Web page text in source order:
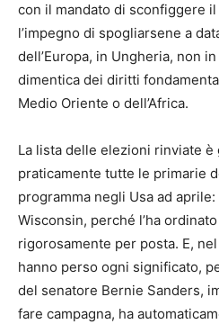
con il mandato di sconfiggere il
l’impegno di spogliarsene a
dell’Europa, in Ungheria, non
dimentica dei diritti
Medio Oriente o dell’Africa.
La lista delle elezioni rinviate è
praticamente tutte le primarie
programma negli Usa ad aprile:
Wisconsin, perché l’ha
rigorosamente per posta. E,
hanno perso ogni significato,
del senatore Bernie Sanders,
fare campagna, ha